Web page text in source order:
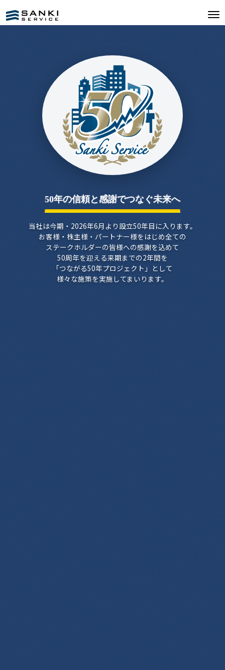
50年の信頼と感謝でつなぐ未来へ
当社は今期・2026年6月より設立50年目に入ります。
お客様・株主様・パートナー様をはじめ全ての
ステークホルダーの皆様への感謝を込めて
50周年を迎える来期までの2年間を
「つながる50年プロジェクト」として
様々な施策を実施してまいります。